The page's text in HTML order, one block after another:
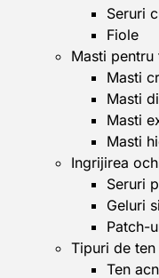
Seruri
Fiole
Masti pentru
Masti
Masti
Masti
Masti
Ingrijirea
Seruri
Geluri
Patch-
Tipuri de ten
Ten